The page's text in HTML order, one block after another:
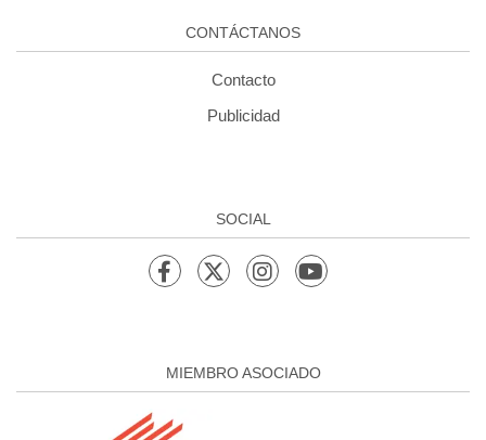
CONTÁCTANOS
Contacto
Publicidad
SOCIAL
MIEMBRO ASOCIADO